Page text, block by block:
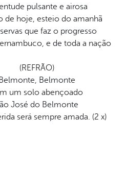
pulsante e airosa
de hoje, esteio do amanhã
que faz o progresso
e de toda a nação
(REFRÃO)
Belmonte, Belmonte
um solo abençoado
José do Belmonte
será sempre amada. (2 x)